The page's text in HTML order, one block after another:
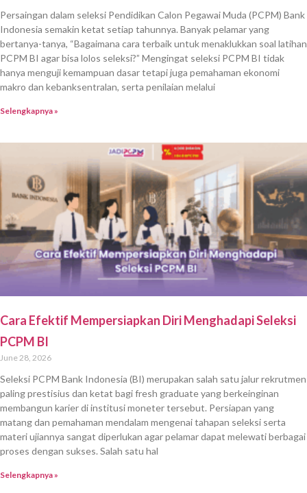
Persaingan dalam seleksi Pendidikan Calon Pegawai Muda (PCPM) Bank
Indonesia semakin ketat setiap tahunnya. Banyak pelamar yang
bertanya-tanya, “Bagaimana cara terbaik untuk menaklukkan soal latihan
PCPM BI agar bisa lolos seleksi?” Mengingat seleksi PCPM BI tidak
hanya menguji kemampuan dasar tetapi juga pemahaman ekonomi
makro dan kebanksentralan, serta penilaian melalui
Selengkapnya »
Cara Efektif Mempersiapkan Diri Menghadapi Seleksi
PCPM BI
June 28, 2026
Seleksi PCPM Bank Indonesia (BI) merupakan salah satu jalur rekrutmen
paling prestisius dan ketat bagi fresh graduate yang berkeinginan
membangun karier di institusi moneter tersebut. Persiapan yang
matang dan pemahaman mendalam mengenai tahapan seleksi serta
materi ujiannya sangat diperlukan agar pelamar dapat melewati berbagai
proses dengan sukses. Salah satu hal
Selengkapnya »